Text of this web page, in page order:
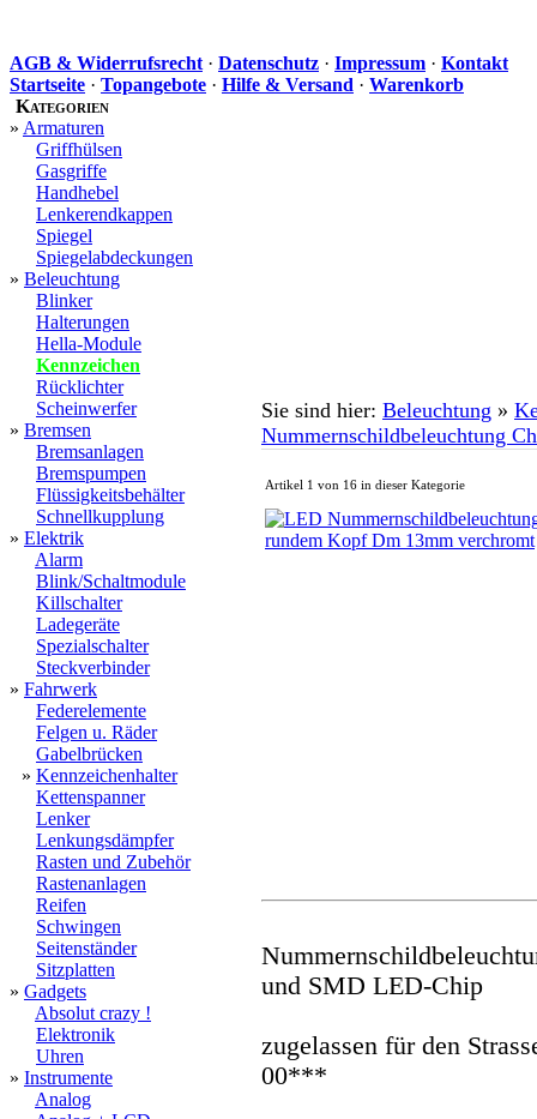
AGB & Widerrufsrecht · Datenschutz · Impressum · Kontakt
Startseite · Topangebote · Hilfe & Versand · Warenkorb
Kategorien
» Armaturen
Griffhülsen
Gasgriffe
Handhebel
Lenkerendkappen
Spiegel
Spiegelabdeckungen
» Beleuchtung
Blinker
Halterungen
Hella-Module
Kennzeichen
Rücklichter
Scheinwerfer
» Bremsen
Bremsanlagen
Bremspumpen
Flüssigkeitsbehälter
Schnellkupplung
» Elektrik
Alarm
Blink/Schaltmodule
Killschalter
Ladegeräte
Spezialschalter
Steckverbinder
» Fahrwerk
Federelemente
Felgen u. Räder
Gabelbrücken
» Kennzeichenhalter
Kettenspanner
Lenker
Lenkungsdämpfer
Rasten und Zubehör
Rastenanlagen
Reifen
Schwingen
Seitenständer
Sitzplatten
» Gadgets
Absolut crazy !
Elektronik
Uhren
» Instrumente
Analog
Sie sind hier: Beleuchtung »
Nummernschildbeleuchtung
Artikel 1 von 16 in dieser Kategorie
und SMD LED-Chip
zugelassen für den
00***